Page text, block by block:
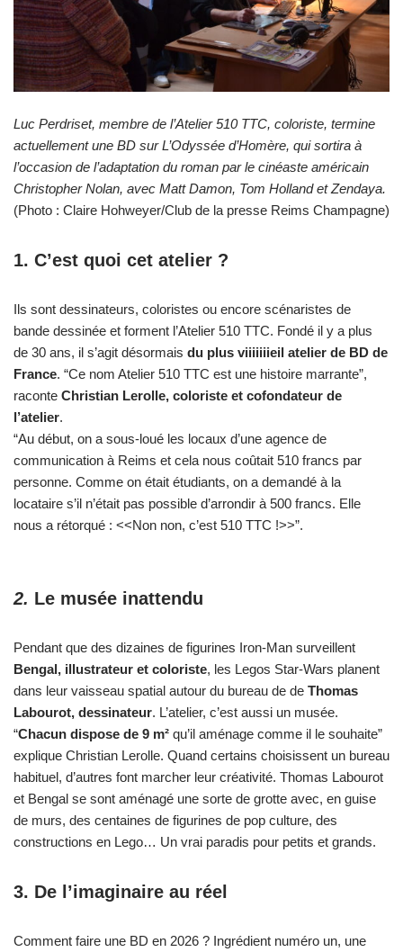
Luc Perdriset, membre de l’Atelier 510 TTC, coloriste, termine
actuellement une BD sur L’Odyssée d’Homère, qui sortira à
l’occasion de l’adaptation du roman par le cinéaste américain
Christopher Nolan, avec Matt Damon, Tom Holland et Zendaya.
(Photo : Claire Hohweyer/Club de la presse Reims Champagne)
1. C’est quoi cet atelier ?
Ils sont dessinateurs, coloristes ou encore scénaristes de
bande dessinée et forment l’Atelier 510 TTC. Fondé il y a plus
de 30 ans, il s’agit désormais du plus viiiiiiieil atelier de BD de
France. “Ce nom Atelier 510 TTC est une histoire marrante”,
raconte Christian Lerolle, coloriste et cofondateur de
l’atelier.
“Au début, on a sous-loué les locaux d’une agence de
communication à Reims et cela nous coûtait 510 francs par
personne. Comme on était étudiants, on a demandé à la
locataire s’il n’était pas possible d’arrondir à 500 francs. Elle
nous a rétorqué : <<Non non, c’est 510 TTC !>>”.
2. Le musée inattendu
Pendant que des dizaines de figurines Iron-Man surveillent
Bengal, illustrateur et coloriste, les Legos Star-Wars planent
dans leur vaisseau spatial autour du bureau de de Thomas
Labourot, dessinateur. L’atelier, c’est aussi un musée.
“Chacun dispose de 9 m² qu’il aménage comme il le souhaite”
explique Christian Lerolle. Quand certains choisissent un bureau
habituel, d’autres font marcher leur créativité. Thomas Labourot
et Bengal se sont aménagé une sorte de grotte avec, en guise
de murs, des centaines de figurines de pop culture, des
constructions en Lego… Un vrai paradis pour petits et grands.
3. De l’imaginaire au réel
Comment faire une BD en 2026 ? Ingrédient numéro un, une